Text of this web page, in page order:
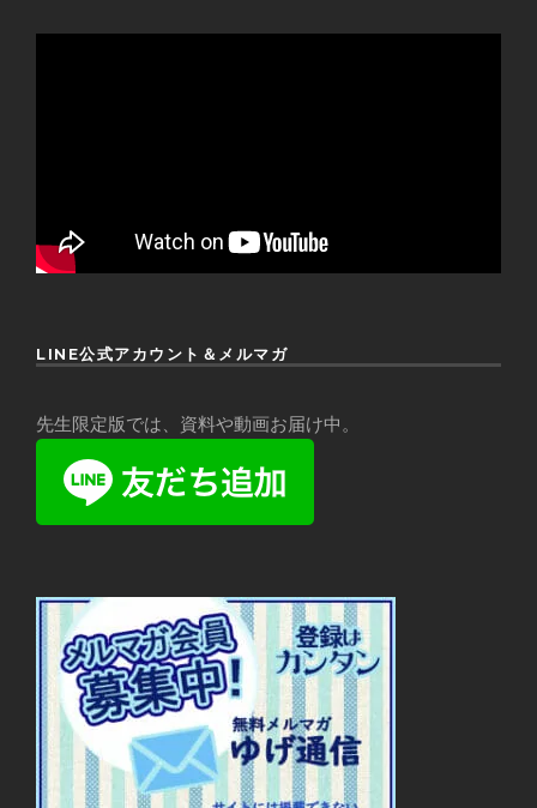
LINE公式アカウント＆メルマガ
先生限定版では、資料や動画お届け中。